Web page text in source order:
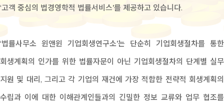
‘고객 중심의 법경영학적 법률서비스’를 제공하고 있습니다.
‘법률사무소 윈앤윈 기업회생연구소’는 단순히 기업회생절차를 통한
회생계획의 인가를 위한 법률자문이 아닌 기업회생절차의 단계별 실무
지원 및 대리, 그리고 각 기업의 재건에 가장 적합한 전략적 회생계획의
수립과 이에 대한 이해관계인들과의 긴밀한 정보 교류와 업무 협조를